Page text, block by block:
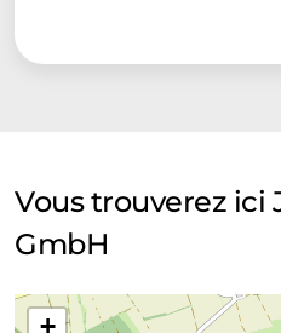
une gestion facile avec une
Biologie Moléculaire &
proposons une large sélection
protéines recombinantes
services d'expression des
services d'expression
Vous trouverez ici
GmbH
+